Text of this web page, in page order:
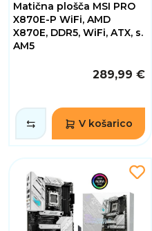
Matična plošča MSI PRO
X870E-P WiFi, AMD
X870E, DDR5, WiFi, ATX, s.
AM5
289,99 €
V košarico